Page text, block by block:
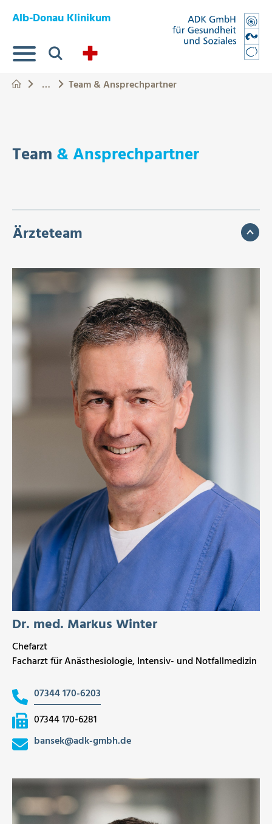
Alb-Donau Klinikum
Suche
… Team & Ansprechpartner
Team & Ansprechpartner
Ärzteteam
Dr. med. Markus Winter
Chefarzt
Facharzt für Anästhesiologie, Intensiv- und Notfallmedizin
07344 170-6203
07344 170-6281
bansek@adk-gmbh.de